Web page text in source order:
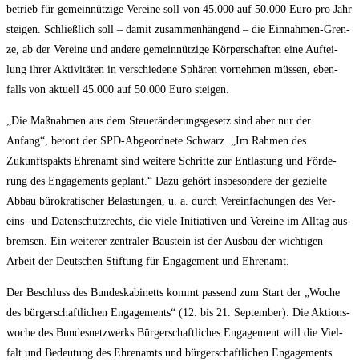
be­trieb für gemein­nüt­zi­ge Ver­ei­ne soll von 45.000 auf 50.000 Euro pro Jahr
stei­gen. Schließ­lich soll – damit zusam­men­hän­gend – die Ein­nah­men-Gren­
ze, ab der Ver­ei­ne und ande­re gemein­nüt­zi­ge Kör­per­schaf­ten eine Auf­tei­
lung ihrer Akti­vi­tä­ten in ver­schie­de­ne Sphä­ren vor­neh­men müs­sen, eben­
falls von aktu­ell 45.000 auf 50.000 Euro steigen.
„Die Maß­nah­men aus dem Steu­er­än­de­rungs­ge­setz sind aber nur der
Anfang“, betont der SPD-Abge­ord­ne­te Schwarz. „Im Rah­men des
Zukunfts­pakts Ehren­amt sind wei­te­re Schrit­te zur Ent­las­tung und För­de­
rung des Enga­ge­ments geplant.“ Dazu gehört ins­be­son­de­re der geziel­te
Abbau büro­kra­ti­scher Belas­tun­gen, u. a. durch Ver­ein­fa­chun­gen des Ver­
eins- und Daten­schutz­rechts, die vie­le Initia­ti­ven und Ver­ei­ne im All­tag aus­
brem­sen. Ein wei­te­rer zen­tra­ler Bau­stein ist der Aus­bau der wich­ti­gen
Arbeit der Deut­schen Stif­tung für Enga­ge­ment und Ehrenamt.
Der Beschluss des Bun­des­ka­bi­netts kommt pas­send zum Start der „Woche
des bür­ger­schaft­li­chen Enga­ge­ments“ (12. bis 21. Sep­tem­ber). Die Akti­ons­
wo­che des Bun­des­netz­werks Bür­ger­schaft­li­ches Enga­ge­ment will die Viel­
falt und Bedeu­tung des Ehren­amts und bür­ger­schaft­li­chen Enga­ge­ments